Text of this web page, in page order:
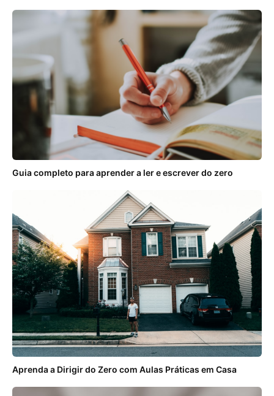
Guia completo para aprender a ler e escrever do zero
Aprenda a Dirigir do Zero com Aulas Práticas em Casa